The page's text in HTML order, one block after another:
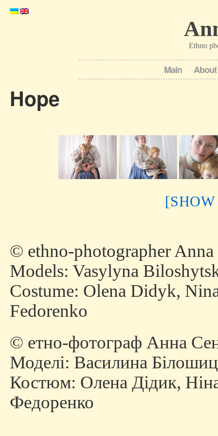
Ethno
Main
Hope
© ethno-photographer Anna
Models: Vasylyna
Costume: Olena Didyk,
Fedorenko
© етно-фотограф Анна
Моделі: Василина
Костюм: Олена Дідик,
Федоренко